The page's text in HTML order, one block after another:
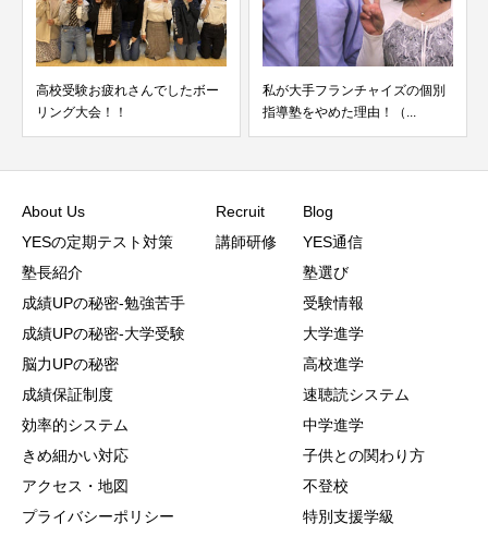
高校受験お疲れさんでしたボー
リング大会！！
私が大手フランチャイズの個別
指導塾をやめた理由！（...
About Us
YESの定期テスト対策
塾長紹介
成績UPの秘密-勉強苦手
成績UPの秘密-大学受験
脳力UPの秘密
成績保証制度
効率的システム
きめ細かい対応
アクセス・地図
プライバシーポリシー
Recruit
講師研修
Blog
YES通信
塾選び
受験情報
大学進学
高校進学
速聴読システム
中学進学
子供との関わり方
不登校
特別支援学級